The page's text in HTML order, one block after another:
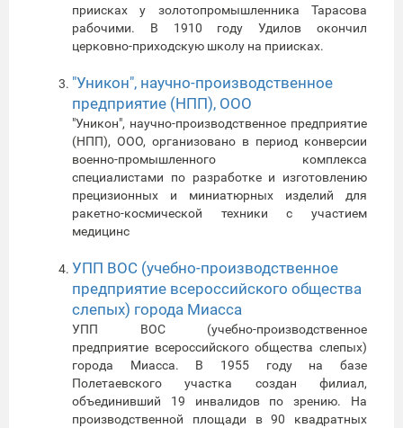
приисках у золотопромышленника Тарасова
рабочими. В 1910 году Удилов окончил
церковно-приходскую школу на приисках.
"Уникон", научно-производственное
предприятие (НПП), ООО
"Уникон", научно-производственное предприятие
(НПП), ООО, организовано в период конверсии
военно-промышленного комплекса
специалистами по разработке и изготовлению
прецизионных и миниатюрных изделий для
ракетно-космической техники с участием
медицинс
УПП ВОС (учебно-производственное
предприятие всероссийского общества
слепых) города Миасса
УПП ВОС (учебно-производственное
предприятие всероссийского общества слепых)
города Миасса. В 1955 году на базе
Полетаевского участка создан филиал,
объединивший 19 инвалидов по зрению. На
производственной площади в 90 квадратных